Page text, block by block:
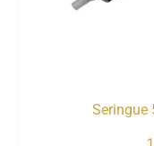
Seringue